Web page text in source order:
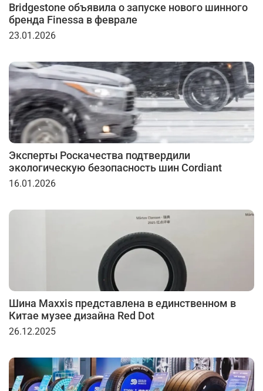
Bridgestone объявила о запуске нового шинного
бренда Finessa в феврале
23.01.2026
Эксперты Роскачества подтвердили
экологическую безопасность шин Cordiant
16.01.2026
Шина Maxxis представлена в единственном в
Китае музее дизайна Red Dot
26.12.2025